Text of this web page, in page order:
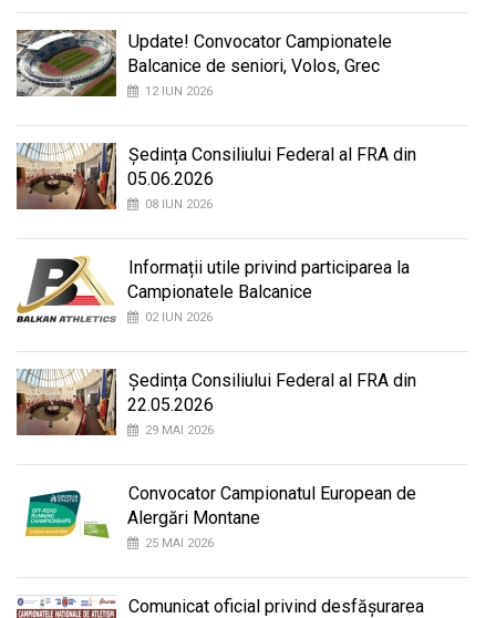
Update! Convocator Campionatele
Balcanice de seniori, Volos, Grec
12 IUN 2026
Ședința Consiliului Federal al FRA din
05.06.2026
08 IUN 2026
Informații utile privind participarea la
Campionatele Balcanice
02 IUN 2026
Ședința Consiliului Federal al FRA din
22.05.2026
29 MAI 2026
Convocator Campionatul European de
Alergări Montane
25 MAI 2026
Comunicat oficial privind desfășurarea